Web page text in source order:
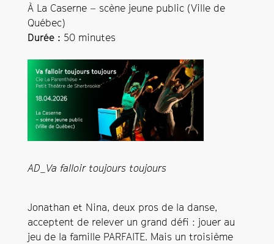
À La Caserne – scène jeune public (Ville de
Québec)
Durée : 50 minutes
AD_Va falloir toujours toujours
Jonathan et Nina, deux pros de la danse,
acceptent de relever un grand défi : jouer au
jeu de la famille PARFAITE. Mais un troisième